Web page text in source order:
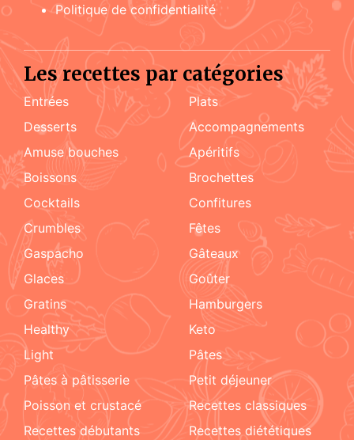
Politique de confidentialité
Les recettes par catégories
Entrées
Plats
Desserts
accompagnements
amuse bouches
apéritifs
boissons
brochettes
cocktails
confitures
crumbles
fêtes
Gaspacho
gâteaux
glaces
goûter
gratins
hamburgers
healthy
keto
light
pâtes
pâtes à pâtisserie
petit déjeuner
poisson et crustacé
recettes classiques
recettes débutants
recettes diététiques